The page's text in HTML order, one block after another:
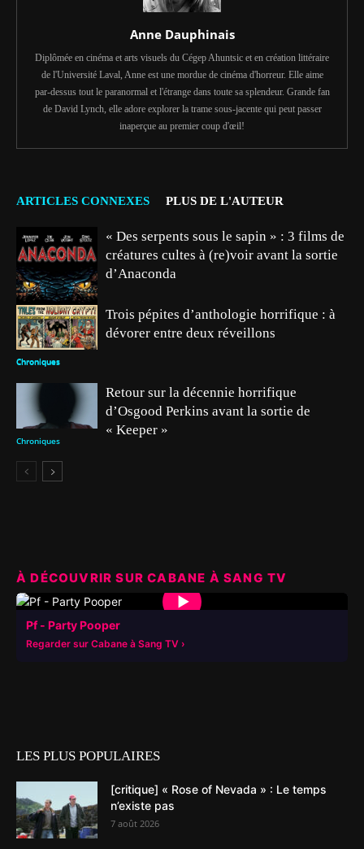
Anne Dauphinais
Diplômée en cinéma et arts visuels du Cégep Ahuntsic et en création littéraire
de l'Université Laval, Anne est une mordue de cinéma d'horreur. Elle aime
par-dessus tout le paranormal et l'étrange dans toute sa splendeur. Grande fan
de David Lynch, elle adore explorer la trame sous-jacente qui peut passer
inaperçue au premier coup d'œil!
ARTICLES CONNEXES PLUS DE L'AUTEUR
Chroniques
« Des serpents sous le sapin » : 3 films de
créatures cultes à (re)voir avant la sortie
d’Anaconda
Chroniques
Trois pépites d’anthologie horrifique : à
dévorer entre deux réveillons
Chroniques
Retour sur la décennie horrifique
d’Osgood Perkins avant la sortie de
« Keeper »
À DÉCOUVRIR SUR CABANE À SANG TV
▶
Pf - Party Pooper
Regarder sur Cabane à Sang TV
LES PLUS POPULAIRES
[critique] « Rose of Nevada » : Le temps
n’existe pas
7 août 2026